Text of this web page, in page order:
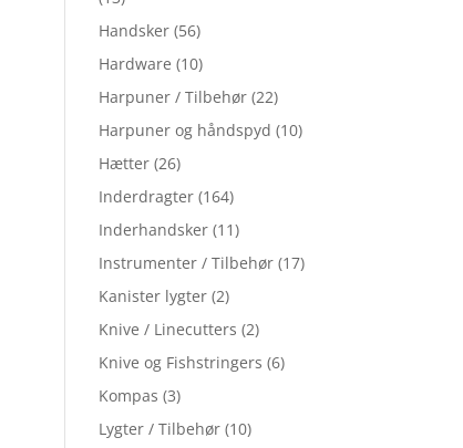
Handsker (56)
Hardware (10)
Harpuner / Tilbehør (22)
Harpuner og håndspyd (10)
Hætter (26)
Inderdragter (164)
Inderhandsker (11)
Instrumenter / Tilbehør (17)
Kanister lygter (2)
Knive / Linecutters (2)
Knive og Fishstringers (6)
Kompas (3)
Lygter / Tilbehør (10)